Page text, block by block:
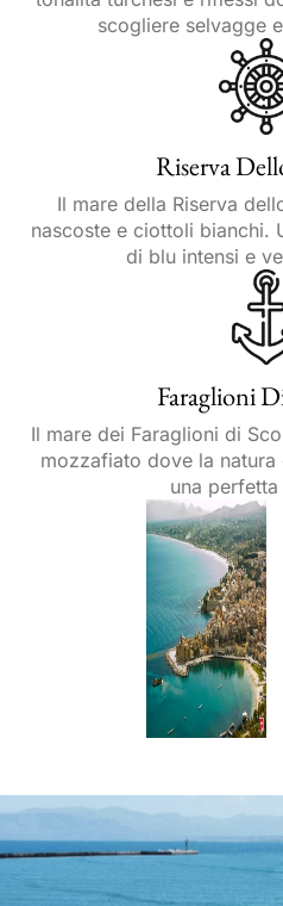
scogliere selvagge
Riserva
Il mare della Riserva
nascoste e ciottoli bianchi.
di blu intensi e
Faraglioni
Il mare dei Faraglioni di
mozzafiato dove la
una